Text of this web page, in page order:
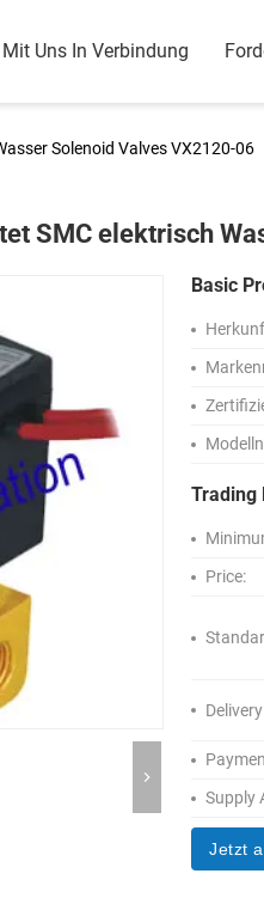
Uns In Verbindung
Solenoid Valves VX2120-06
SMC elektrisch
Basic
Trading
Price:
Supply
Jetzt